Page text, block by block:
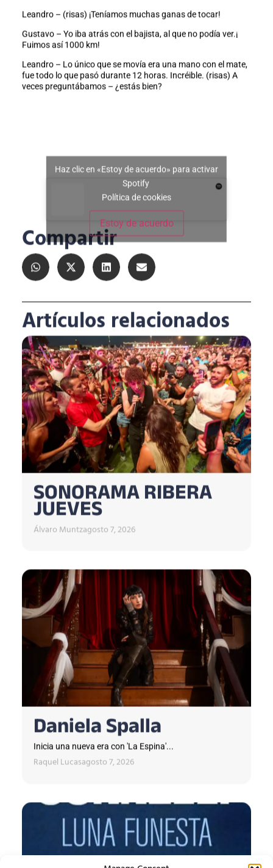
Leandro – (risas) ¡Teníamos muchas ganas de tocar!
Gustavo – Yo iba atrás con el bajista, al que no podía ver.¡
Fuimos así 1000 km!
Leandro – Lo único que se movía era una mano con el mate,
fue todo lo que pasó durante 12 horas. Incréible. (risas) A
veces preguntábamos – ¿estás bien?
Haz clic en «Estoy de acuerdo» para activar
Spotify
Política de cookies
Estoy de acuerdo
Compartir
Artículos relacionados
SONORAMA RIBERA
JUEVES
Álvaro Muntzagosto 7, 2026
Daniela Spalla
Inicia una nueva era con 'La Espina'...
Raquel Lucasagosto 7, 2026